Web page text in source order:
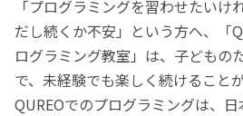
「プログラミングを習わせたいけ
だし続くか不安」という方へ、「
ログラミング教室」は、子どもの
で、未経験でも楽しく続けること
QUREOでのプログラミングは、